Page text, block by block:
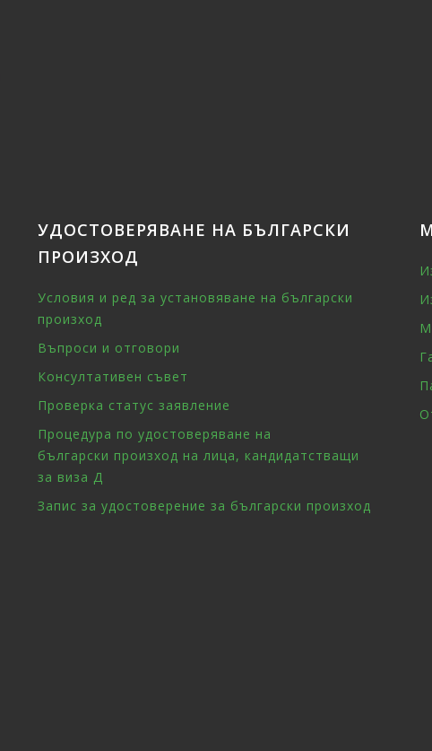
УДОСТОВЕРЯВАНЕ НА БЪЛГАРСКИ
ПРОИЗХОД
Условия и ред за установяване на български
произход
Въпроси и отговори
Консултативен съвет
Проверка статус заявление
Процедура по удостоверяване на
български произход на лица, кандидатстващи
за виза Д
Запис за удостоверение за български произход